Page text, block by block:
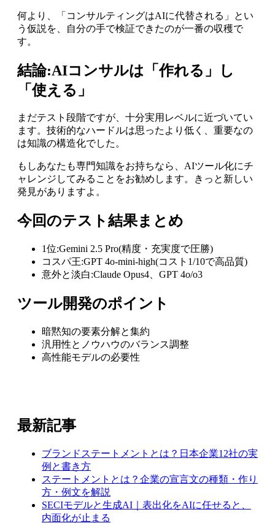
何より、「コンサルティングはAIに代替される」とい
う仮説を、自分の手で検証できたのが一番の収穫で
す。
結論:AIコンサルは「作れる」し
「使える」
まだテスト段階ですが、十分実用レベルに近づいてい
ます。技術的なハードルは思ったより低く、重要なの
は知識の構造化でした。
もしあなたも専門知識をお持ちなら、AIツール化にチ
ャレンジしてみることをお勧めします。きっと新しい
発見がありますよ。
今回のテスト結果まとめ
1位:Gemini 2.5 Pro(精度・充実度で圧勝)
コスパ王:GPT 4o-mini-high(コスト1/10で高品質)
意外と淡白:Claude Opus4、GPT 4o/o3
ツール開発のポイント
暗黙知の要素分解と集約
汎用性とノウハウのバランス調整
高性能モデルの必要性
最新記事
ブランドステートメントとは？日本企業12社の実
例と書き方
ステートメントとは？企業の宣言文の種類・作り
方・例文を解説
SECIモデルと生成AI｜表出化をAIに任せると、
内面化が止まる